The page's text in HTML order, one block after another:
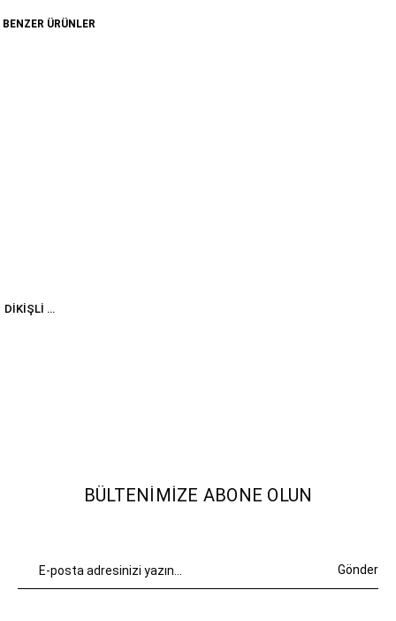
BENZER ÜRÜNLER
SIYAH GEOMETRIK DIKIŞLI CROP
BÜLTENIMIZE ABONE OLUN
Gönder